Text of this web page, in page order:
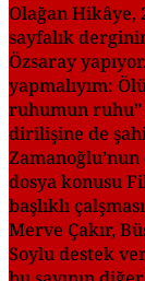
Olağan Hikâye,
sayfalık
Özsaray
yapmalıyım:
ruhumun ruhu”
dirilişine de
Zamanoğlu’nun
dosya konusu
başlıklı
Merve Çakır,
Soylu destek